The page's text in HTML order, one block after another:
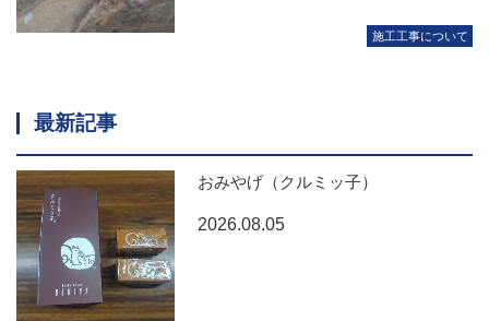
施工工事について
最新記事
おみやげ（クルミッ子）
2026.08.05